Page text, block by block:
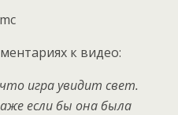
к видео:
игра увидит свет.
если бы она была